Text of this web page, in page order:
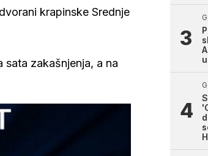
krapinske Srednje
zakašnjenja, a na